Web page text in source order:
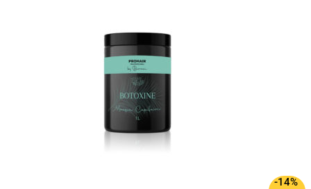
-14%